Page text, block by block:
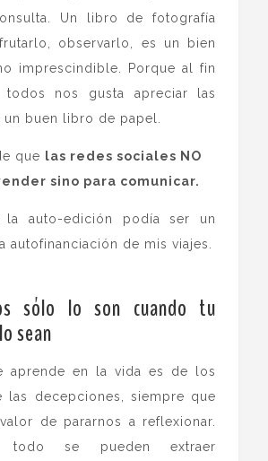
Un libro de fotografía
observarlo, es un bien
imprescindible. Porque al fin
nos gusta apreciar las
un buen libro de papel.
que las redes sociales NO
sino para comunicar.
la auto-edición podía ser un
autofinanciación de mis viajes.
sólo lo son cuando tu
sean
aprende en la vida es de los
las decepciones, siempre que
de pararnos a reflexionar.
todo se pueden extraer